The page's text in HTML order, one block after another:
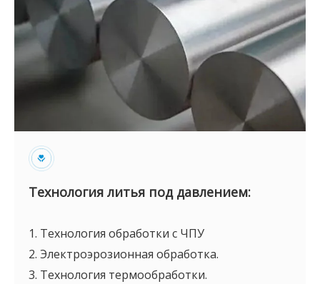
Технология литья под давлением:
1. Технология обработки с ЧПУ
2. Электроэрозионная обработка.
3. Технология термообработки.